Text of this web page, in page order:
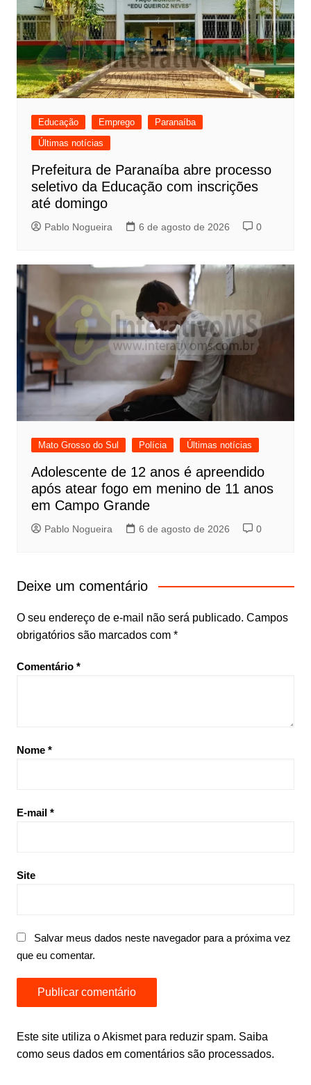
Educação Emprego
Paranaíba
Últimas notícias
Prefeitura de Paranaíba abre processo
seletivo da Educação com inscrições
até domingo
Pablo Nogueira 6 de agosto de 2026 0
Mato Grosso do Sul Polícia Últimas notícias
Adolescente de 12 anos é apreendido
após atear fogo em menino de 11 anos
em Campo Grande
Pablo Nogueira 6 de agosto de 2026 0
Deixe um comentário
O seu endereço de e-mail não será publicado. Campos
obrigatórios são marcados com *
Comentário *
Nome *
E-mail *
Site
Salvar meus dados neste navegador para a próxima vez
que eu comentar.
Este site utiliza o Akismet para reduzir spam. Saiba
como seus dados em comentários são processados.